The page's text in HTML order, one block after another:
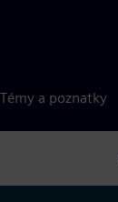
Témy a poznatky